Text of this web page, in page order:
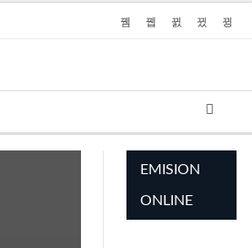
EMISION
ONLINE